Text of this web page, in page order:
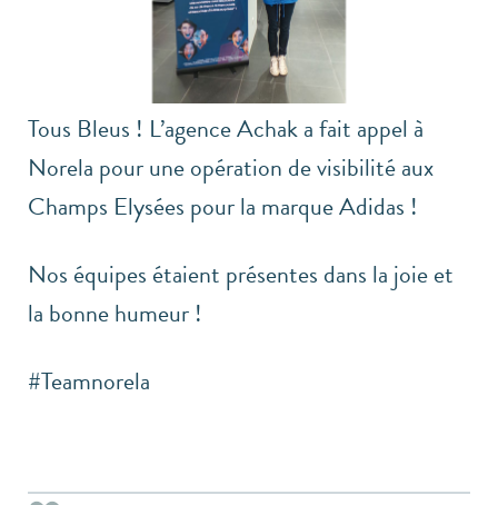
Tous Bleus ! L’agence Achak a fait appel à
Norela pour une opération de visibilité aux
Champs Elysées pour la marque Adidas !
Nos équipes étaient présentes dans la joie et
la bonne humeur !
#Teamnorela